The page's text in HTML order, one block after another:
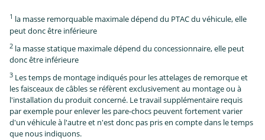
1 la masse remorquable maximale dépend du PTAC du véhicule, elle
peut donc être inférieure
2 la masse statique maximale dépend du concessionnaire, elle peut
donc être inférieure
3 Les temps de montage indiqués pour les attelages de remorque et
les faisceaux de câbles se réfèrent exclusivement au montage ou à
l'installation du produit concerné. Le travail supplémentaire requis
par exemple pour enlever les pare-chocs peuvent fortement varier
d'un véhicule à l'autre et n'est donc pas pris en compte dans le temps
que nous indiquons.